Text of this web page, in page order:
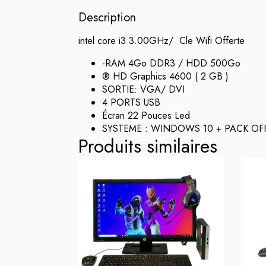
Description
intel core i3 3.00GHz/ Cle Wifi Offerte
-RAM 4Go DDR3 / HDD 500Go
® HD Graphics 4600 ( 2 GB )
SORTIE: VGA/ DVI
4 PORTS USB
Écran 22 Pouces Led
SYSTEME : WINDOWS 10 + PACK
Produits similaires